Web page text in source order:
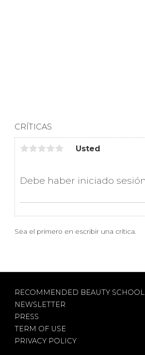
CRÍTICAS
Usted
Sea el primero en escribir una crítica.
RECOMMENDED BEAUTY SCHOOL
NEWSLETTER
PRESS
TERM OF USE
PRIVACY POLICY